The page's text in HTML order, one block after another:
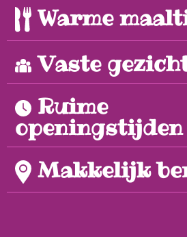
Warme
Vaste
Ruime
openingstijden
Makkelijk